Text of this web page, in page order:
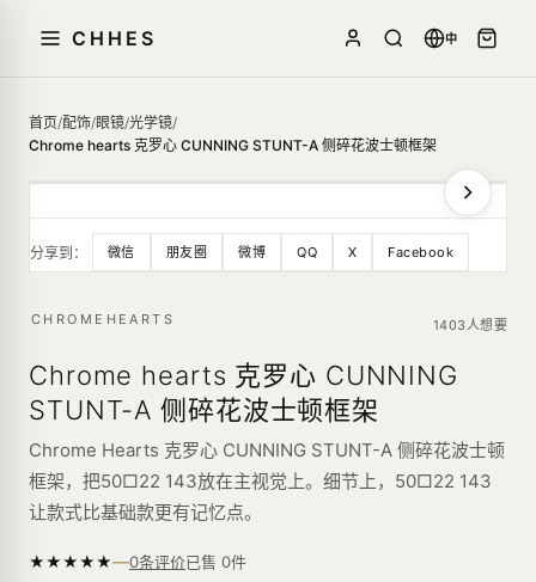
CHHES 中
首页/配饰/眼镜/光学镜/
Chrome hearts 克罗心 CUNNING STUNT-A 侧碎花波士顿框架
分享到： 微信 朋友圈 微博 QQ X Facebook
CHROMEHEARTS 1403人想要
Chrome hearts 克罗心 CUNNING
STUNT-A 侧碎花波士顿框架
Chrome Hearts 克罗心 CUNNING STUNT-A 侧碎花波士顿
框架，把50□22 143放在主视觉上。细节上，50□22 143
让款式比基础款更有记忆点。
★★★★★—0条评价已售 0件